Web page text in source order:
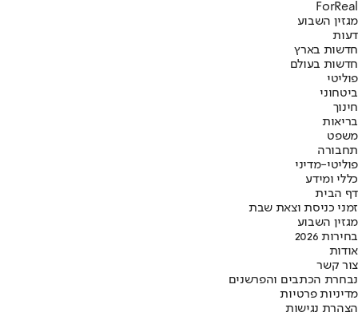
ForReal
מגזין השבוע
דעות
חדשות בארץ
חדשות בעולם
פוליטי
ביטחוני
חינוך
בריאות
משפט
תחבורה
פוליטי-מדיני
כללי ומידע
דף הבית
זמני כניסת וצאת שבת
מגזין השבוע
בחירות 2026
אודות
צור קשר
נבחרת הכתבים והפרשנים
מדיניות פרטיות
הצהרת נגישות